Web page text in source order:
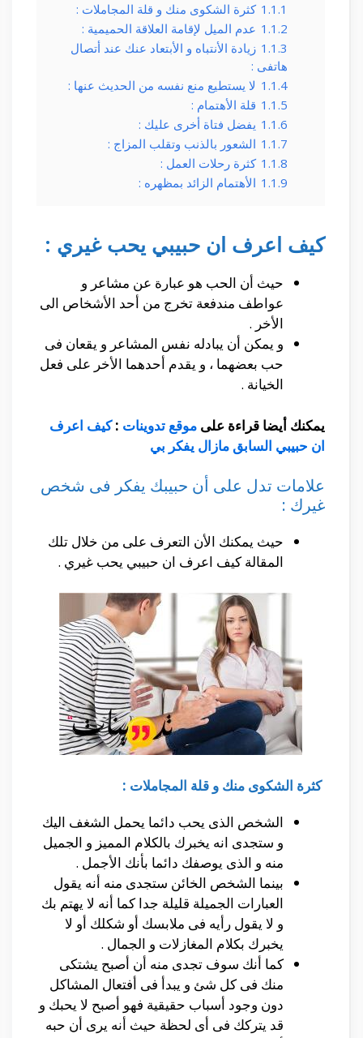
1.1.1 كثرة الشكوى منك و قلة المجاملات :
1.1.2 عدم الميل لإقامة العلاقة الحميمية :
1.1.3 زيادة الأنتباه و الأبتعاد عنك عند أتصال
هاتفى :
1.1.4 لا يستطيع منع نفسه من الحديث عنها :
1.1.5 قلة الأهتمام :
1.1.6 يفضل فتاة أخرى عليك :
1.1.7 الشعور بالذنب وتقلب المزاج :
1.1.8 كثرة رحلات العمل :
1.1.9 الأهتمام الزائد بمظهره :
كيف اعرف ان حبيبي يحب غيري :
حيث أن الحب هو عبارة عن مشاعر و
عواطف مندفعة تخرج من أحد الأشخاص الى
الأخر .
و يمكن أن يبادله نفس المشاعر و يقعان فى
حب بعضهما ، و يقدم أحدهما الأخر على فعل
الخيانة .
يمكنك أيضا قراءة على موقع تدوينات :كيف اعرف
ان حبيبي السابق مازال يفكر بي
علامات تدل على أن حبيبك يفكر فى شخص
غيرك :
حيث يمكنك الأن التعرف على من خلال تلك
المقالة كيف اعرف ان حبيبي يحب غيري .
كثرة الشكوى منك و قلة المجاملات :
الشخص الذى يحب دائما يحمل الشغف اليك
و ستجدى انه يخبرك بالكلام المميز و الجميل
منه و الذى يوصفك دائما بأنك الأجمل .
بينما الشخص الخائن ستجدى منه أنه يقول
العبارات الجميلة قليلة جدا كما أنه لا يهتم بك
و لا يقول رأيه فى ملابسك أو شكلك أو لا
يخبرك بكلام المغازلات و الجمال .
كما أنك سوف تجدى منه أن أصبح يشتكى
منك فى كل شئ و يبدأ فى أفتعال المشاكل
دون وجود أسباب حقيقية فهو أصبح لا يحبك و
قد يتركك فى أى لحظة حيث أنه يرى أن حبه